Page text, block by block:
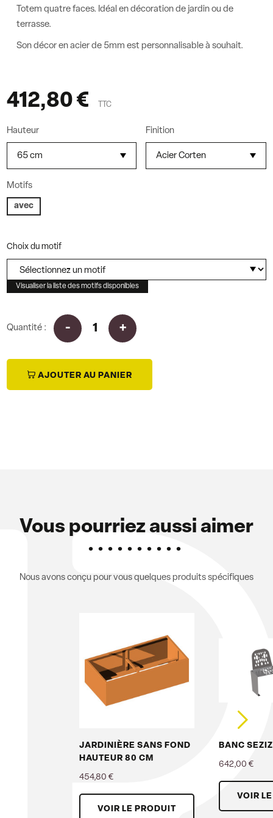
Totem quatre faces. Idéal en décoration de jardin ou de
terrasse.
Son décor en acier de 5mm est personnalisable à souhait.
412,80 € TTC
Hauteur Finition
Motifs
avec
Choix du motif
Visualiser la liste des motifs disponibles
Quantité :
i AJOUTER AU PANIER
Vous pourriez aussi aimer
Nous avons conçu pour vous quelques produits spécifiques
JARDINIÈRE SANS FOND
HAUTEUR 80 CM
Prix
454,80 €
VOIR LE PRODUIT
BANC SEZIZ
Prix
642,00 €
VOIR